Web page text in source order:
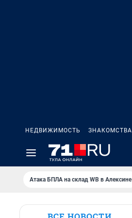
НЕДВИЖИМОСТЬ ЗНАКОМСТВА
Атака БПЛА на склад WB в Алексине